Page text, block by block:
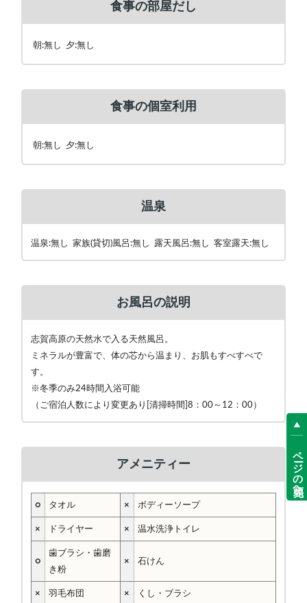
食事の部屋だし
朝:無し 夕:無し
食事の個室利用
朝:無し 夕:無し
温泉
温泉:無し 家族(貸切)風呂:無し 露天風呂:無し 客室露天:無し
お風呂の説明
志賀高原の天然水で入る天然風呂。
ミネラルが豊富で、体の芯から温まり、お肌もすべすべで
す。
※冬季のみ24時間入浴可能
（ご宿泊人数により変更あり[清掃時間]8：00～12：00）
アメニティー
○ タオル × ボディーソープ
× ドライヤー × 温水洗浄トイレ
○
歯ブラシ・歯磨
き粉
× 石けん
× 羽毛布団 × くし・ブラシ
ページの先頭へ